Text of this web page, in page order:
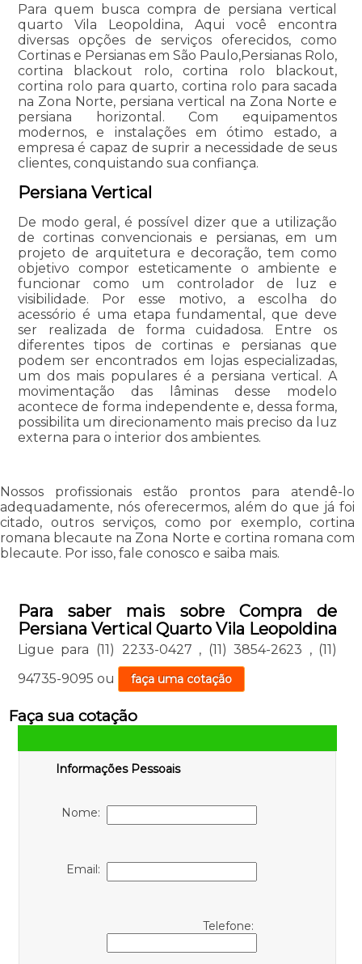
Para quem busca compra de persiana vertical
quarto Vila Leopoldina, Aqui você encontra
diversas opções de serviços oferecidos, como
Cortinas e Persianas em São Paulo,Persianas Rolo,
cortina blackout rolo, cortina rolo blackout,
cortina rolo para quarto, cortina rolo para sacada
na Zona Norte, persiana vertical na Zona Norte e
persiana horizontal. Com equipamentos
modernos, e instalações em ótimo estado, a
empresa é capaz de suprir a necessidade de seus
clientes, conquistando sua confiança.
Persiana Vertical
De modo geral, é possível dizer que a utilização
de cortinas convencionais e persianas, em um
projeto de arquitetura e decoração, tem como
objetivo compor esteticamente o ambiente e
funcionar como um controlador de luz e
visibilidade. Por esse motivo, a escolha do
acessório é uma etapa fundamental, que deve
ser realizada de forma cuidadosa. Entre os
diferentes tipos de cortinas e persianas que
podem ser encontrados em lojas especializadas,
um dos mais populares é a persiana vertical. A
movimentação das lâminas desse modelo
acontece de forma independente e, dessa forma,
possibilita um direcionamento mais preciso da luz
externa para o interior dos ambientes.
Nossos profissionais estão prontos para atendê-lo
adequadamente, nós oferecermos, além do que já foi
citado, outros serviços, como por exemplo, cortina
romana blecaute na Zona Norte e cortina romana com
blecaute. Por isso, fale conosco e saiba mais.
Para saber mais sobre Compra de
Persiana Vertical Quarto Vila Leopoldina
Ligue para (11) 2233-0427 , (11) 3854-2623 , (11)
94735-9095 ou faça uma cotação
Faça sua cotação
Informações Pessoais
Nome:
Email:
Telefone: